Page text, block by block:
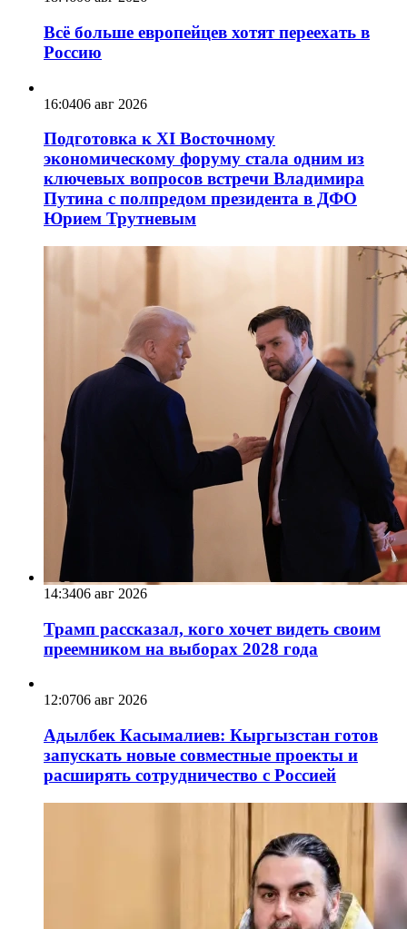
Всё больше европейцев хотят переехать в
Россию
16:0406 авг 2026
Подготовка к XI Восточному
экономическому форуму стала одним из
ключевых вопросов встречи Владимира
Путина с полпредом президента в ДФО
Юрием Трутневым
14:3406 авг 2026
Трамп рассказал, кого хочет видеть своим
преемником на выборах 2028 года
12:0706 авг 2026
Адылбек Касымалиев: Кыргызстан готов
запускать новые совместные проекты и
расширять сотрудничество с Россией